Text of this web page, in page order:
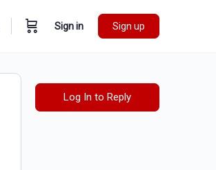
Sign in Sign up
Log In to Reply